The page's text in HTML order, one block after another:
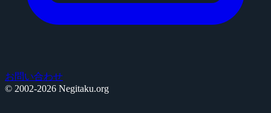
お問い合わせ
© 2002-2026 Negitaku.org